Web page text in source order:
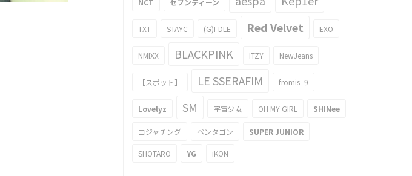
NCT セブンティーン
TXT STAYC (G)I-DLE Red Velvet EXO
NMIXX BLACKPINK ITZY NewJeans
【スポット】 LE SSERAFIM fromis_9
Lovelyz SM 宇宙少女 OH MY GIRL SHINee
ヨジャチング ペンタゴン SUPER JUNIOR
SHOTARO YG iKON